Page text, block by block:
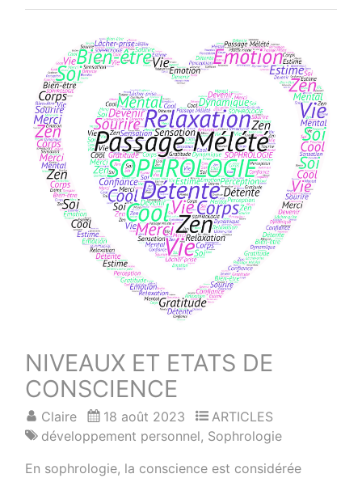
NIVEAUX ET ETATS DE
CONSCIENCE
Claire 18 août 2023
ARTICLES
développement personnel, Sophrologie
En sophrologie, la conscience est considérée